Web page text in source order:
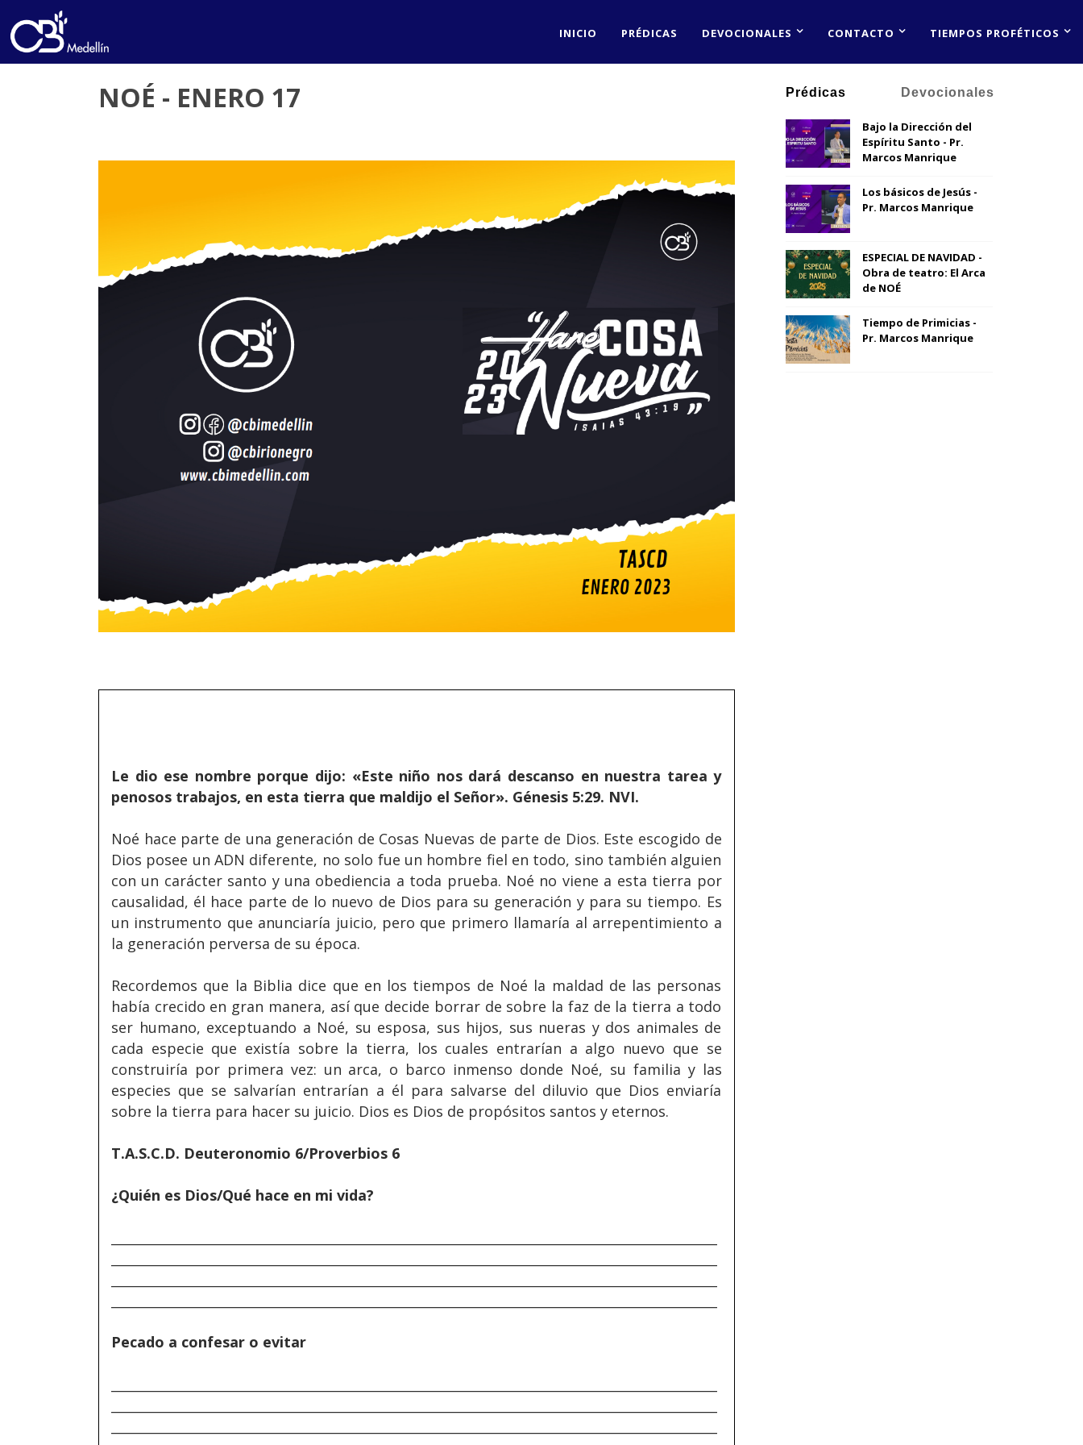
INICIO PRÉDICAS DEVOCIONALES CONTACTO TIEMPOS PROFÉTICOS
NOÉ - ENERO 17
Le dio ese nombre porque dijo: «Este niño nos dará descanso en nuestra tarea y
penosos trabajos, en esta tierra que maldijo el Señor». Génesis 5:29. NVI.
Noé hace parte de una generación de Cosas Nuevas de parte de Dios. Este escogido de
Dios posee un ADN diferente, no solo fue un hombre fiel en todo, sino también alguien
con un carácter santo y una obediencia a toda prueba. Noé no viene a esta tierra por
causalidad, él hace parte de lo nuevo de Dios para su generación y para su tiempo. Es
un instrumento que anunciaría juicio, pero que primero llamaría al arrepentimiento a
la generación perversa de su época.
Recordemos que la Biblia dice que en los tiempos de Noé la maldad de las personas
había crecido en gran manera, así que decide borrar de sobre la faz de la tierra a todo
ser humano, exceptuando a Noé, su esposa, sus hijos, sus nueras y dos animales de
cada especie que existía sobre la tierra, los cuales entrarían a algo nuevo que se
construiría por primera vez: un arca, o barco inmenso donde Noé, su familia y las
especies que se salvarían entrarían a él para salvarse del diluvio que Dios enviaría
sobre la tierra para hacer su juicio. Dios es Dios de propósitos santos y eternos.
T.A.S.C.D. Deuteronomio 6/Proverbios 6
¿Quién es Dios/Qué hace en mi vida?
Pecado a confesar o evitar
Prédicas Devocionales
Bajo la Dirección del
Espíritu Santo - Pr.
Marcos Manrique
Los básicos de Jesús -
Pr. Marcos Manrique
ESPECIAL DE NAVIDAD -
Obra de teatro: El Arca
de NOÉ
Tiempo de Primicias -
Pr. Marcos Manrique